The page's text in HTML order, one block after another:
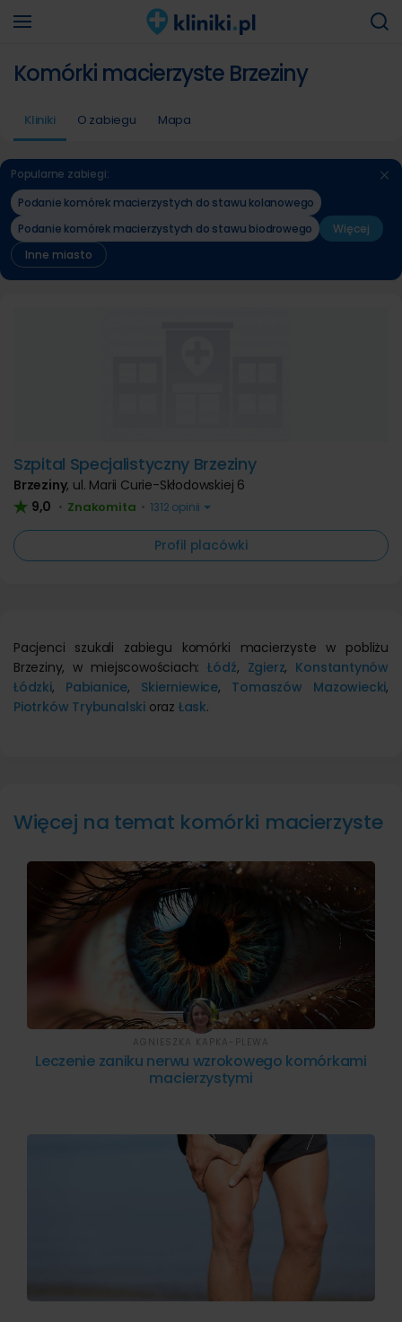
Komórki macierzyste Brzeziny
Kliniki O zabiegu Mapa
Popularne zabiegi:
Podanie komórek macierzystych do stawu kolanowego
Podanie komórek macierzystych do stawu biodrowego
Więcej
Inne miasto
Szpital Specjalistyczny Brzeziny
Brzeziny, ul. Marii Curie-Skłodowskiej 6
9,0 • Znakomita • 1312 opinii
Profil placówki
Pacjenci szukali zabiegu komórki macierzyste w pobliżu
Brzeziny, w miejscowościach:Łódź, Zgierz, Konstantynów
Łódzki, Pabianice, Skierniewice, Tomaszów Mazowiecki,
Piotrków Trybunalski oraz Łask.
Więcej na temat komórki macierzyste
Leczenie zaniku nerwu wzrokowego komórkami
macierzystymi
AGNIESZKA KAPKA-PLEWA